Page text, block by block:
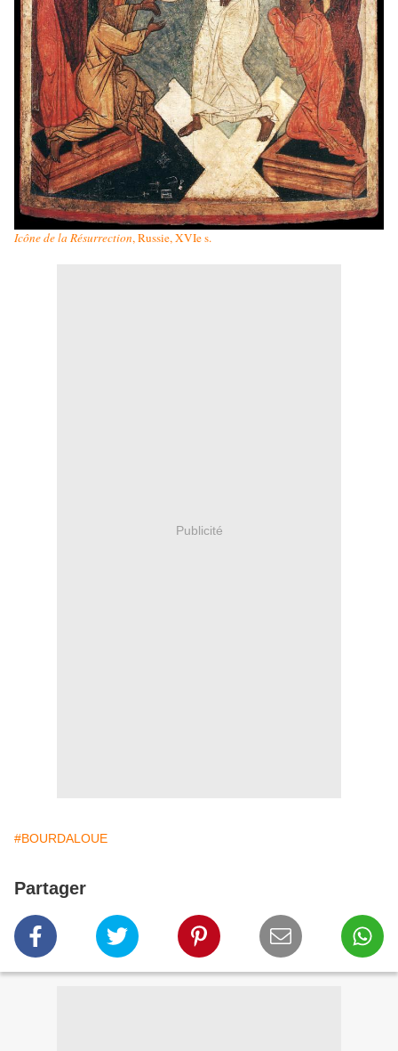
Icône de la Résurrection, Russie, XVIe s.
Publicité
#BOURDALOUE
Partager